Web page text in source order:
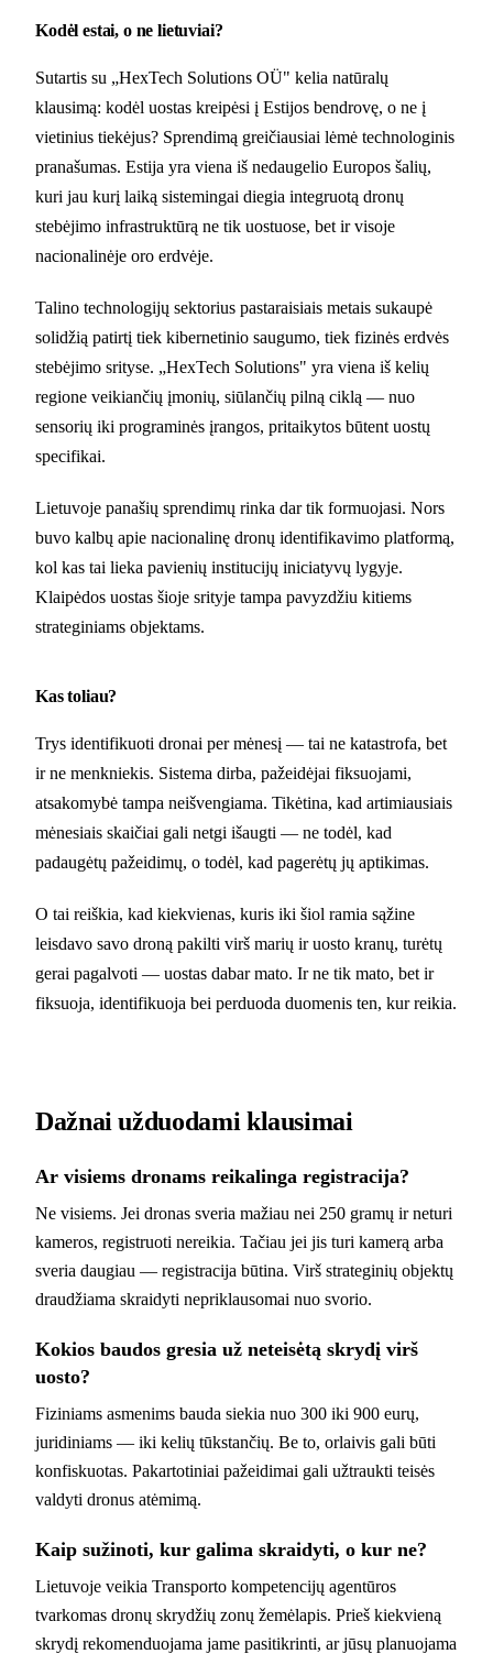
Kodėl estai, o ne lietuviai?
Sutartis su „HexTech Solutions OÜ" kelia natūralų
klausimą: kodėl uostas kreipėsi į Estijos bendrovę, o ne į
vietinius tiekėjus? Sprendimą greičiausiai lėmė technologinis
pranašumas. Estija yra viena iš nedaugelio Europos šalių,
kuri jau kurį laiką sistemingai diegia integruotą dronų
stebėjimo infrastruktūrą ne tik uostuose, bet ir visoje
nacionalinėje oro erdvėje.
Talino technologijų sektorius pastaraisiais metais sukaupė
solidžią patirtį tiek kibernetinio saugumo, tiek fizinės erdvės
stebėjimo srityse. „HexTech Solutions" yra viena iš kelių
regione veikiančių įmonių, siūlančių pilną ciklą — nuo
sensorių iki programinės įrangos, pritaikytos būtent uostų
specifikai.
Lietuvoje panašių sprendimų rinka dar tik formuojasi. Nors
buvo kalbų apie nacionalinę dronų identifikavimo platformą,
kol kas tai lieka pavienių institucijų iniciatyvų lygyje.
Klaipėdos uostas šioje srityje tampa pavyzdžiu kitiems
strateginiams objektams.
Kas toliau?
Trys identifikuoti dronai per mėnesį — tai ne katastrofa, bet
ir ne menkniekis. Sistema dirba, pažeidėjai fiksuojami,
atsakomybė tampa neišvengiama. Tikėtina, kad artimiausiais
mėnesiais skaičiai gali netgi išaugti — ne todėl, kad
padaugėtų pažeidimų, o todėl, kad pagerėtų jų aptikimas.
O tai reiškia, kad kiekvienas, kuris iki šiol ramia sąžine
leisdavo savo droną pakilti virš marių ir uosto kranų, turėtų
gerai pagalvoti — uostas dabar mato. Ir ne tik mato, bet ir
fiksuoja, identifikuoja bei perduoda duomenis ten, kur reikia.
Dažnai užduodami klausimai
Ar visiems dronams reikalinga registracija?
Ne visiems. Jei dronas sveria mažiau nei 250 gramų ir neturi
kameros, registruoti nereikia. Tačiau jei jis turi kamerą arba
sveria daugiau — registracija būtina. Virš strateginių objektų
draudžiama skraidyti nepriklausomai nuo svorio.
Kokios baudos gresia už neteisėtą skrydį virš
uosto?
Fiziniams asmenims bauda siekia nuo 300 iki 900 eurų,
juridiniams — iki kelių tūkstančių. Be to, orlaivis gali būti
konfiskuotas. Pakartotiniai pažeidimai gali užtraukti teisės
valdyti dronus atėmimą.
Kaip sužinoti, kur galima skraidyti, o kur ne?
Lietuvoje veikia Transporto kompetencijų agentūros
tvarkomas dronų skrydžių zonų žemėlapis. Prieš kiekvieną
skrydį rekomenduojama jame pasitikrinti, ar jūsų planuojama